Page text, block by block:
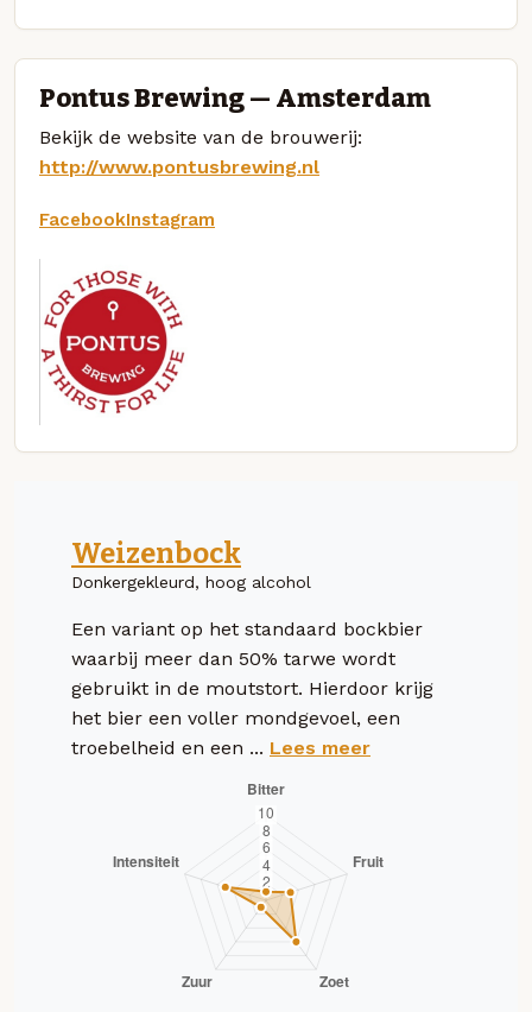
Pontus Brewing — Amsterdam
Bekijk de website van de brouwerij:
http://www.pontusbrewing.nl
FacebookInstagram
Weizenbock
Donkergekleurd, hoog alcohol
Een variant op het standaard bockbier
waarbij meer dan 50% tarwe wordt
gebruikt in de moutstort. Hierdoor krijg
het bier een voller mondgevoel, een
troebelheid en een ... Lees meer